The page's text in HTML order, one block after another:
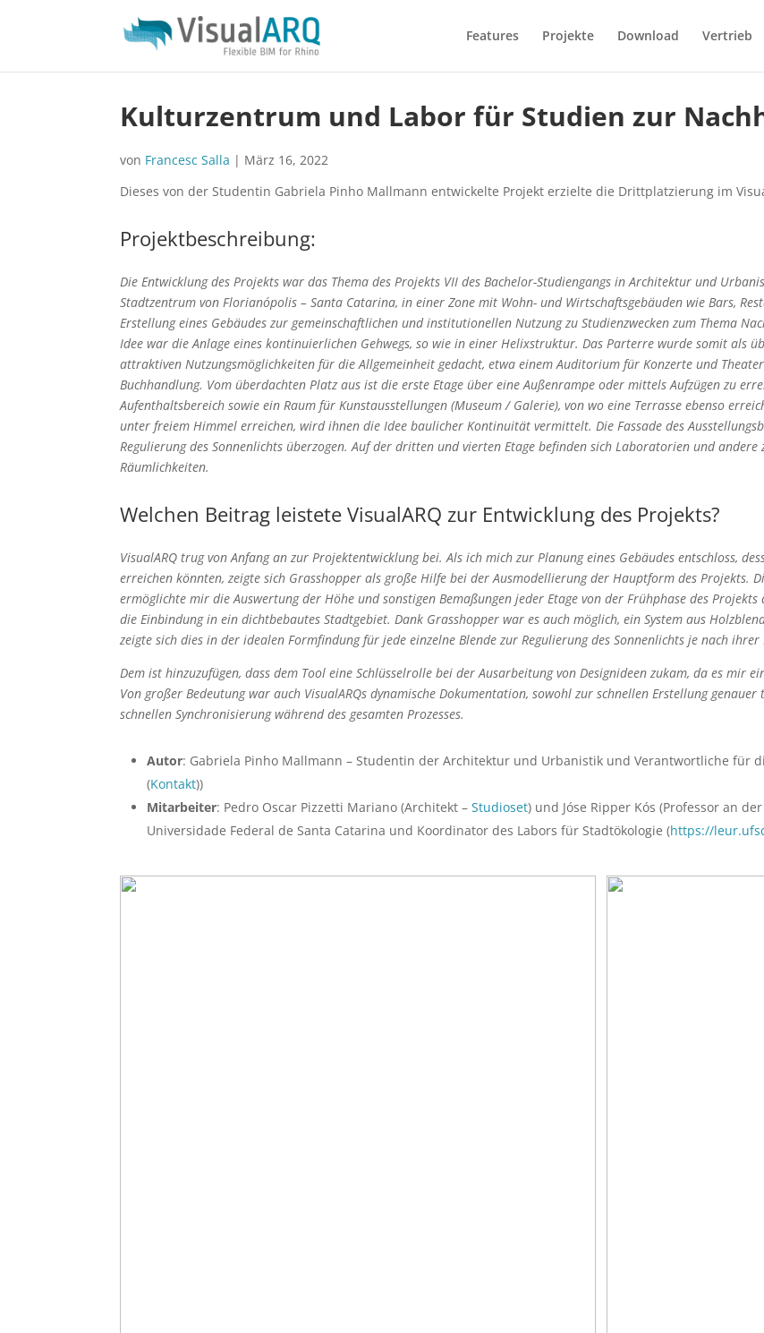
Features Projekte Download Vertrieb
Kulturzentrum und Labor für Studien zur
von Francesc Salla | März 16, 2022
Dieses von der Studentin Gabriela Pinho Mallmann entwickelte Projekt erzielte die Drittplatzierung im
Projektbeschreibung:
Die Entwicklung des Projekts war das Thema des Projekts VII des Bachelor-Studiengangs in Architektur und
Stadtzentrum von Florianópolis – Santa Catarina, in einer Zone mit Wohn- und Wirtschaftsgebäuden wie Bars,
Erstellung eines Gebäudes zur gemeinschaftlichen und institutionellen Nutzung zu Studienzwecken zum Thema
Idee war die Anlage eines kontinuierlichen Gehwegs, so wie in einer Helixstruktur. Das Parterre wurde somit als
attraktiven Nutzungsmöglichkeiten für die Allgemeinheit gedacht, etwa einem Auditorium für Konzerte und
Buchhandlung. Vom überdachten Platz aus ist die erste Etage über eine Außenrampe oder mittels Aufzügen zu
Aufenthaltsbereich sowie ein Raum für Kunstausstellungen (Museum / Galerie), von wo eine Terrasse ebenso
unter freiem Himmel erreichen, wird ihnen die Idee baulicher Kontinuität vermittelt. Die Fassade des
Regulierung des Sonnenlichts überzogen. Auf der dritten und vierten Etage befinden sich Laboratorien und
Räumlichkeiten.
Welchen Beitrag leistete VisualARQ zur Entwicklung des Projekts?
VisualARQ trug von Anfang an zur Projektentwicklung bei. Als ich mich zur Planung eines Gebäudes entschloss,
erreichen könnten, zeigte sich Grasshopper als große Hilfe bei der Ausmodellierung der Hauptform des Projekts.
ermöglichte mir die Auswertung der Höhe und sonstigen Bemaßungen jeder Etage von der Frühphase des
die Einbindung in ein dichtbebautes Stadtgebiet. Dank Grasshopper war es auch möglich, ein System aus
zeigte sich dies in der idealen Formfindung für jede einzelne Blende zur Regulierung des Sonnenlichts je nach
Dem ist hinzuzufügen, dass dem Tool eine Schlüsselrolle bei der Ausarbeitung von Designideen zukam, da es mir
Von großer Bedeutung war auch VisualARQs dynamische Dokumentation, sowohl zur schnellen Erstellung
schnellen Synchronisierung während des gesamten Prozesses.
Autor: Gabriela Pinho Mallmann – Studentin der Architektur und Urbanistik und Verantwortliche für
(Kontakt))
Mitarbeiter: Pedro Oscar Pizzetti Mariano (Architekt –Studioset) und Jóse Ripper Kós (Professor an
Universidade Federal de Santa Catarina und Koordinator des Labors für Stadtökologie (https://